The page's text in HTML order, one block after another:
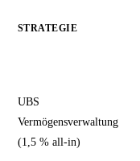
STRATEGIE
UBS
Vermögensverwaltung
(1,5 % all-in)